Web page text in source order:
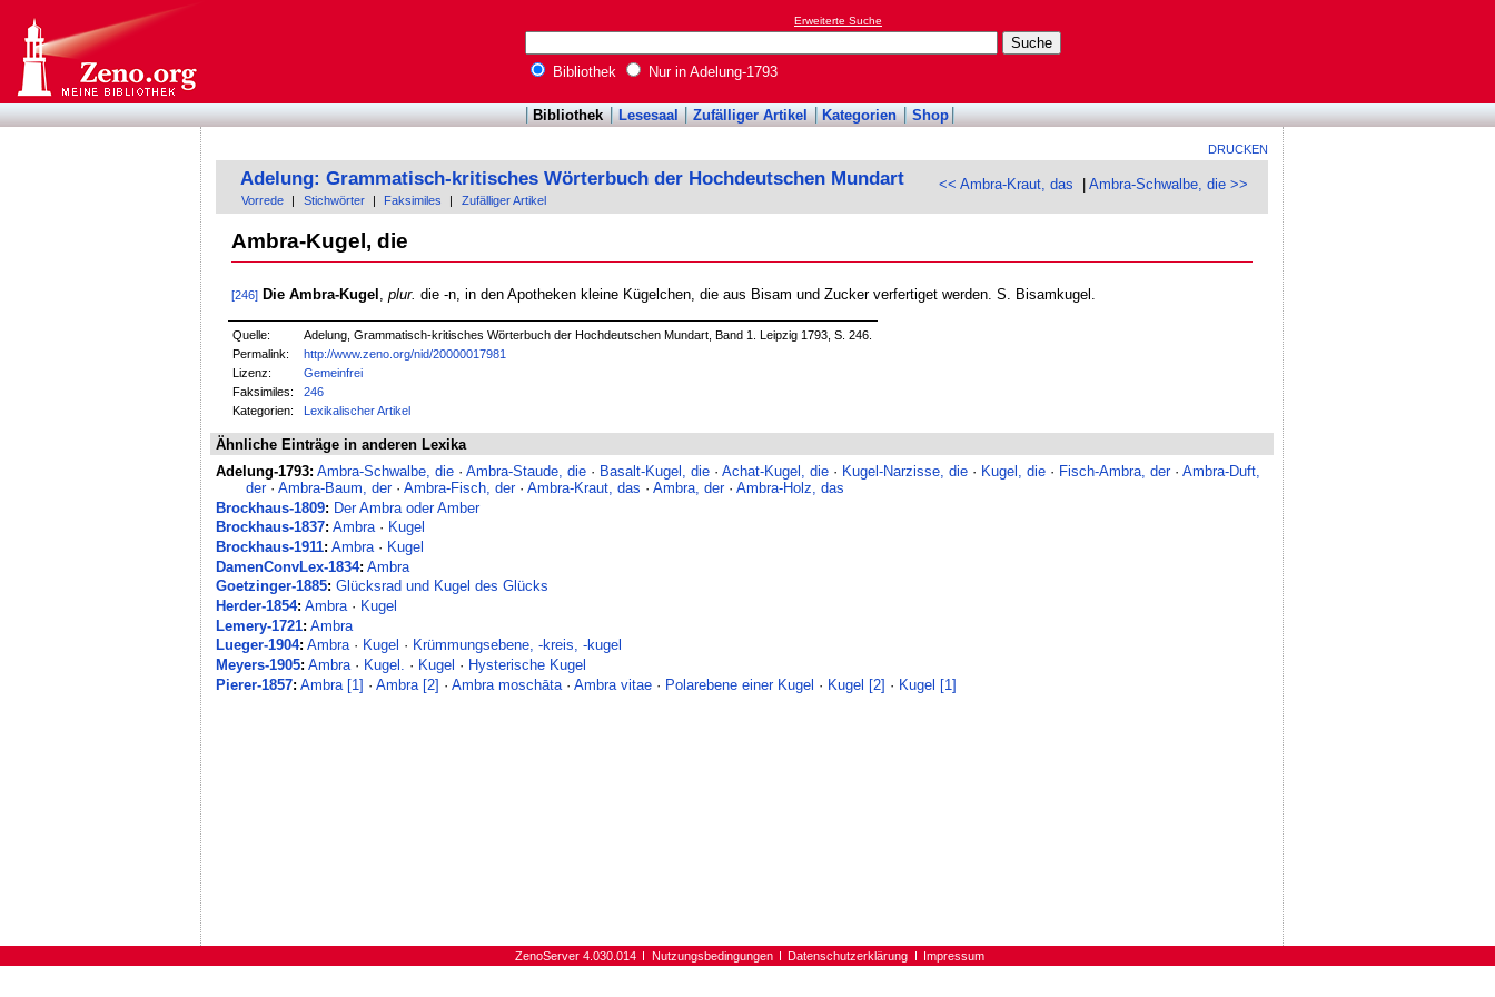
Erweiterte Suche
Bibliothek Nur in Adelung-1793
Bibliothek Lesesaal Zufälliger Artikel Kategorien Shop
DRUCKEN
<< Ambra-Kraut, das |Ambra-Schwalbe, die >>
Adelung: Grammatisch-kritisches Wörterbuch der Hochdeutschen Mundart
Vorrede Stichwörter Faksimiles Zufälliger Artikel
Ambra-Kugel, die
[246] Die Ambra-Kugel plur. die -n, in den Apotheken kleine Kügelchen, die aus Bisam und Zucker verfertiget werden. S. Bisamkugel.
Quelle:
Adelung, Grammatisch-kritisches Wörterbuch der Hochdeutschen Mundart, Band 1. Leipzig 1793, S. 246.
Permalink:
http://www.zeno.org/nid/20000017981
Lizenz:
Gemeinfrei
Faksimiles:
246
Kategorien:
Lexikalischer Artikel
Ähnliche Einträge in anderen Lexika
Adelung-1793: Ambra-Schwalbe, die ·Ambra-Staude, die · Basalt-Kugel, die ·Achat-Kugel, die · Kugel-Narzisse, die · Kugel, die · Fisch-Ambra, der·Ambra-Duft,
der· Ambra-Baum, der· Ambra-Fisch, der· Ambra-Kraut, das · Ambra, der· Ambra-Holz, das
Brockhaus-1809: Der Ambra oder Amber
Brockhaus-1837: Ambra· Kugel
Brockhaus-1911: Ambra· Kugel
DamenConvLex-1834: Ambra
Goetzinger-1885: Glücksrad und Kugel des Glücks
Herder-1854: Ambra· Kugel
Lemery-1721: Ambra
Lueger-1904: Ambra· Kugel · Krümmungsebene, -kreis, -kugel
Meyers-1905: Ambra· Kugel. · Kugel · Hysterische Kugel
Pierer-1857: Ambra [1] ·Ambra [2] ·Ambra moschāta ·Ambra vitae · Polarebene einer Kugel · Kugel [2] · Kugel [1]
ZenoServer 4.030.014 Nutzungsbedingungen Datenschutzerklärung Impressum